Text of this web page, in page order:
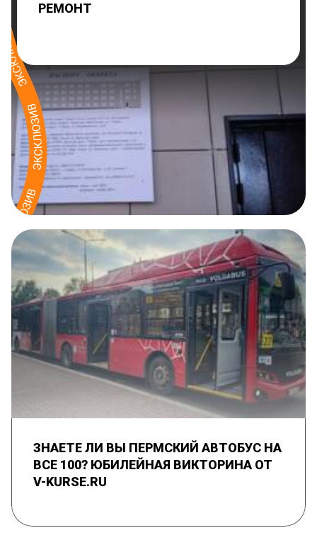
РЕМОНТ
ЗНАЕТЕ ЛИ ВЫ ПЕРМСКИЙ АВТОБУС НА
ВСЕ 100? ЮБИЛЕЙНАЯ ВИКТОРИНА ОТ
V-KURSE.RU